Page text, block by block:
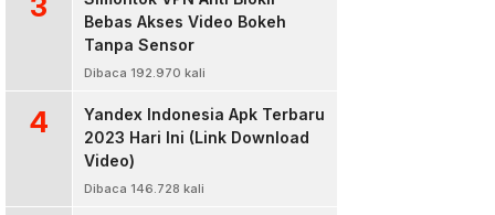
Bebas Akses Video Bokeh
Tanpa Sensor
Dibaca 192.970 kali
4
Yandex Indonesia Apk Terbaru
2023 Hari Ini (Link Download
Video)
Dibaca 146.728 kali